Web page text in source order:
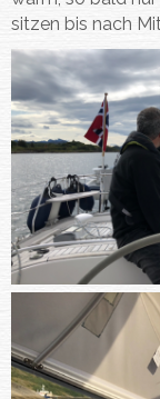
sitzen bis nach